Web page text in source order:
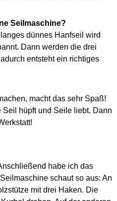
Seilmaschine?
dünnes Hanfseil wird
Dann werden die drei
entsteht ein richtiges
macht das sehr Spaß!
Seil hüpft und Seile liebt. Dann
habe ich das
schaut so aus: An
mit drei Haken. Die